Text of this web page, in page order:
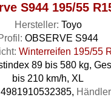
S944 195/55
Hersteller: Toyo
OBSERVE S944
Winterreifen 195/55
89 bis 580 kg,
bis 210 km/h, XL
4981910532385,